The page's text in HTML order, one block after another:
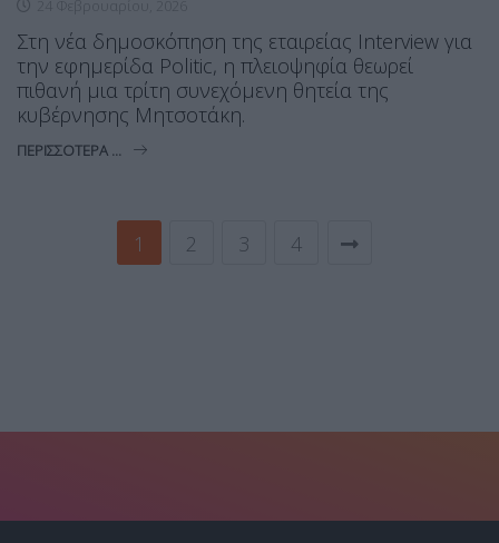
Στη νέα δημοσκόπηση της εταιρείας Interview για
την εφημερίδα Politic, η πλειοψηφία θεωρεί
πιθανή μια τρίτη συνεχόμενη θητεία της
κυβέρνησης Μητσοτάκη.
ΠΕΡΙΣΣΌΤΕΡΑ ...
1 2 3 4